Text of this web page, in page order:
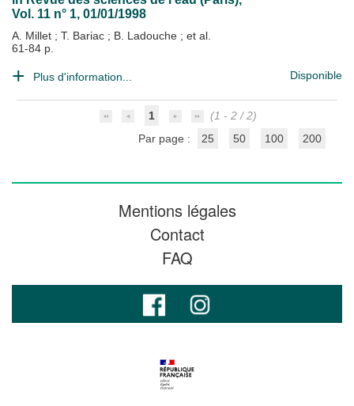
Vol. 11 n° 1, 01/01/1998
A. Millet ; T. Bariac ; B. Ladouche ; et al.
61-84 p.
Plus d'information... Disponible
1
(1 - 2 / 2)
Par page :
25 50 100 200
Mentions légales
Contact
FAQ